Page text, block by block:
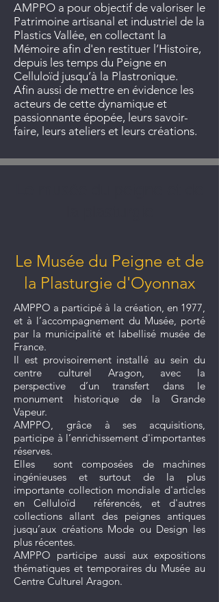
AMPPO a pour objectif de valoriser le
Patrimoine artisanal et industriel de la
Plastics Vallée, en collectant la
Mémoire afin d'en restituer l’Histoire,
depuis les temps du Peigne en
Celluloïd jusqu’à la Plastronique.
Afin aussi de mettre en évidence les
acteurs de cette dynamique et
passionnante épopée, leurs savoir-
faire, leurs ateliers et leurs créations.
Le Musée du Peigne et de
la Plasturgie d'Oyonnax
AMPPO a participé à la création, en 1977,
et à l’accompagnement du Musée, porté
par la municipalité et labellisé musée de
France.
Il est provisoirement installé au sein du
centre culturel Aragon, avec la
perspective d’un transfert dans le
monument historique de la Grande
Vapeur.
AMPPO, grâce à ses acquisitions,
participe à l’enrichissement d'importantes
réserves.
Elles sont composées de machines
ingénieuses et surtout de la plus
importante collection mondiale d'articles
en Celluloïd référencés, et d'autres
collections allant des peignes antiques
jusqu’aux créations Mode ou Design les
plus récentes.
AMPPO participe aussi aux expositions
thématiques et temporaires du Musée au
Centre Culturel Aragon.